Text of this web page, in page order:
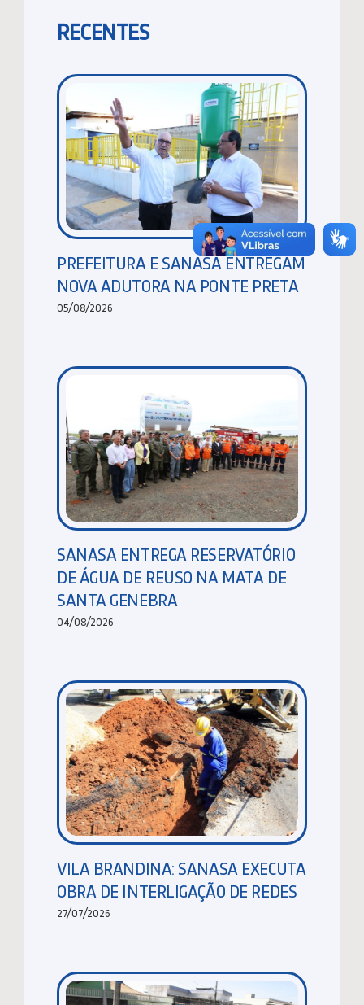
RECENTES
PREFEITURA E SANASA ENTREGAM
NOVA ADUTORA NA PONTE PRETA
05/08/2026
SANASA ENTREGA RESERVATÓRIO
DE ÁGUA DE REUSO NA MATA DE
SANTA GENEBRA
04/08/2026
VILA BRANDINA: SANASA EXECUTA
OBRA DE INTERLIGAÇÃO DE REDES
27/07/2026